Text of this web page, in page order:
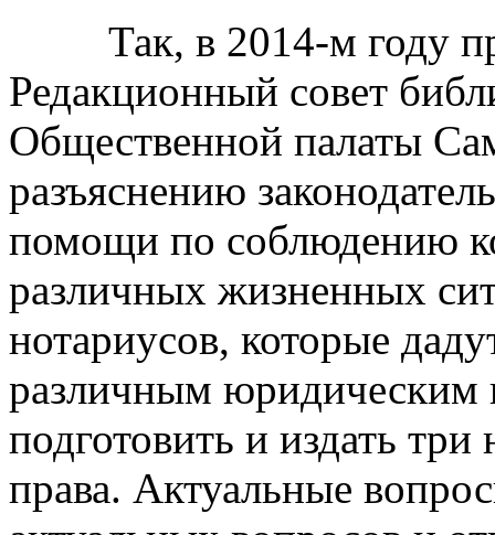
Так, в 2014-м году
Редакционный совет
Общественной палаты
разъяснению
помощи по соблюдению
различных жизненных
нотариусов, которые
различным юридическим
подготовить и издать
права. Актуальные